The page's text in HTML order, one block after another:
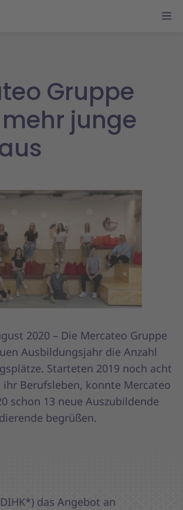
Gruppe
junge
2020 – Die Mercateo Gruppe
Ausbildungsjahr die Anzahl
Starteten 2019 noch acht
ihr Berufsleben, konnte Mercateo
schon 13 neue Auszubildende
begrüßen.
das Angebot an